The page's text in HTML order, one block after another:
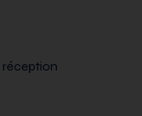
réception